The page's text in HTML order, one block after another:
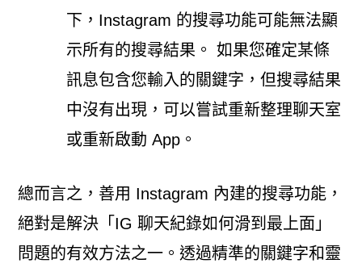
下，Instagram 的搜尋功能可能無法顯
示所有的搜尋結果。 如果您確定某條
訊息包含您輸入的關鍵字，但搜尋結果
中沒有出現，可以嘗試重新整理聊天室
或重新啟動 App。
總而言之，善用 Instagram 內建的搜尋功能，
絕對是解決「IG 聊天紀錄如何滑到最上面」
問題的有效方法之一。透過精準的關鍵字和靈